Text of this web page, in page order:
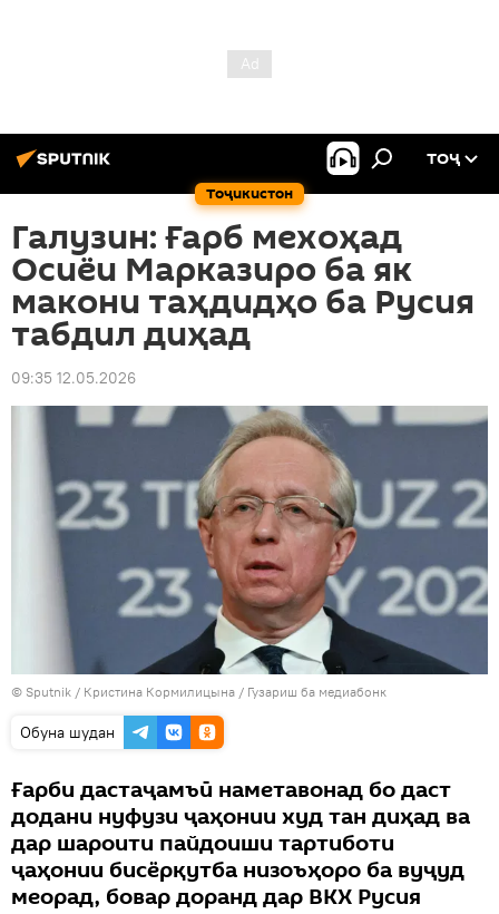
Тоҷикистон
ТОҶ
Галузин: Ғарб мехоҳад
Осиёи Марказиро ба як
макони таҳдидҳо ба Русия
табдил диҳад
09:35 12.05.2026
© Sputnik / Кристина Кормилицына / Гузариш ба медиабонк
Обуна шудан
Ғарби дастаҷамъӣ наметавонад бо даст
додани нуфузи ҷаҳонии худ тан диҳад ва
дар шароити пайдоиши тартиботи
ҷаҳонии бисёрқутба низоъҳоро ба вуҷуд
меорад, бовар доранд дар ВКХ Русия